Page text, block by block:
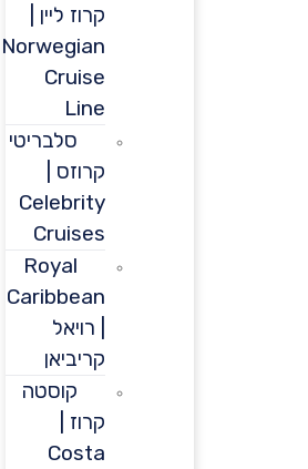
קרוז ליין |
Norwegian
Cruise
סלבריטי
קרוזס |
Celebrity
Cruises
Royal
Caribbean
קריביאן
קוסטה
Costa